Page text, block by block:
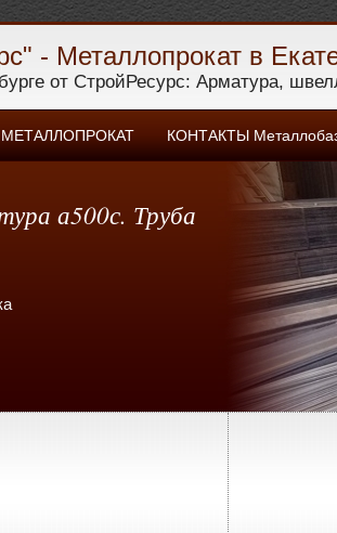
- Металлопрокат в
от СтройРесурс: Арматура,
а500с. Труба
склад!
КОНТАКТЫ